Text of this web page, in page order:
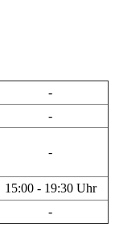
-
-
-
15:00 - 19:30 Uhr
-